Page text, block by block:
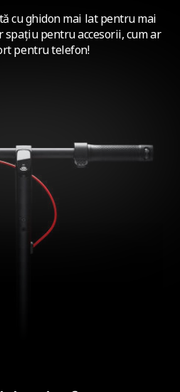
cu ghidon mai lat pentru mai
pentru accesorii, cum ar
pentru telefon!